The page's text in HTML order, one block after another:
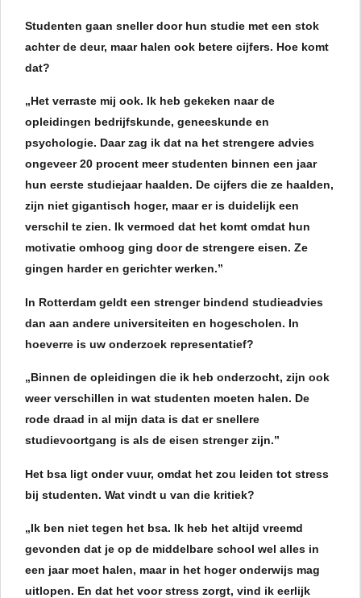
Studenten gaan sneller door hun studie met een stok
achter de deur, maar halen ook betere cijfers. Hoe komt
dat?
„Het verraste mij ook. Ik heb gekeken naar de
opleidingen bedrijfskunde, geneeskunde en
psychologie. Daar zag ik dat na het strengere advies
ongeveer 20 procent meer studenten binnen een jaar
hun eerste studiejaar haalden. De cijfers die ze haalden,
zijn niet gigantisch hoger, maar er is duidelijk een
verschil te zien. Ik vermoed dat het komt omdat hun
motivatie omhoog ging door de strengere eisen. Ze
gingen harder en gerichter werken.”
In Rotterdam geldt een strenger bindend studieadvies
dan aan andere universiteiten en hogescholen. In
hoeverre is uw onderzoek representatief?
„Binnen de opleidingen die ik heb onderzocht, zijn ook
weer verschillen in wat studenten moeten halen. De
rode draad in al mijn data is dat er snellere
studievoortgang is als de eisen strenger zijn.”
Het bsa ligt onder vuur, omdat het zou leiden tot stress
bij studenten. Wat vindt u van die kritiek?
„Ik ben niet tegen het bsa. Ik heb het altijd vreemd
gevonden dat je op de middelbare school wel alles in
een jaar moet halen, maar in het hoger onderwijs mag
uitlopen. En dat het voor stress zorgt, vind ik eerlijk